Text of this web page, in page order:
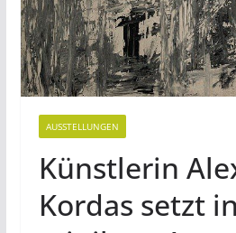
AUSSTELLUNGEN
Künstlerin
Kordas setzt